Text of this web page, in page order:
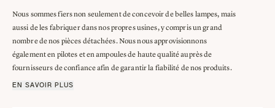
Nous sommes fiers non seulement de concevoir de belles lampes, mais
aussi de les fabriquer dans nos propres usines, y compris un grand
nombre de nos pièces détachées. Nous nous approvisionnons
également en pilotes et en ampoules de haute qualité auprès de
fournisseurs de confiance afin de garantir la fiabilité de nos produits.
EN SAVOIR PLUS